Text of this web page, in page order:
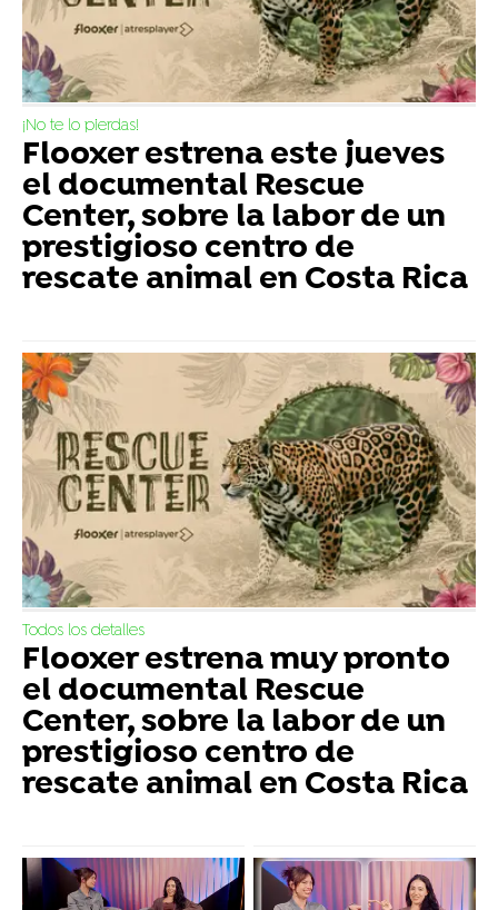
¡No te lo pierdas!
Flooxer estrena este jueves
el documental Rescue
Center, sobre la labor de un
prestigioso centro de
rescate animal en Costa Rica
Todos los detalles
Flooxer estrena muy pronto
el documental Rescue
Center, sobre la labor de un
prestigioso centro de
rescate animal en Costa Rica